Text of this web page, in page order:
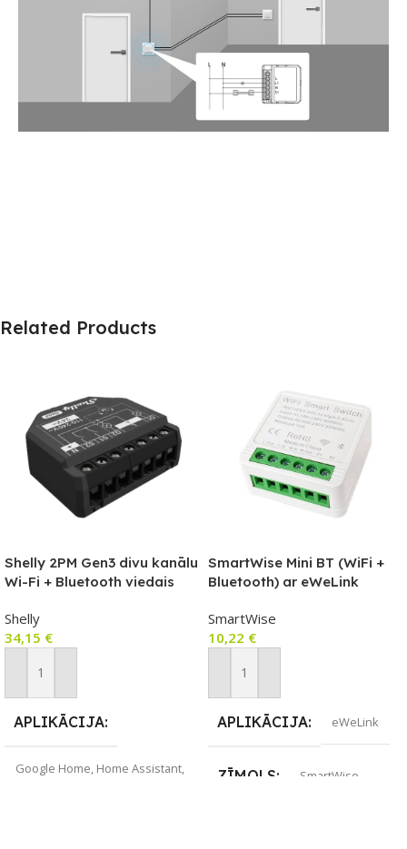
Related Products
Shelly 2PM Gen3 divu kanālu
Wi-Fi + Bluetooth viedais
režīmu
Shelly
34,15 €
Pievienot Grozam
APLIKĀCIJA
Google Home, Home Assistant,
SmartWise Mini BT (WiFi +
Bluetooth) ar eWeLink
relejs (16A), atbalsta vadu
un bezvadu Bluetooth
SmartWise
10,22 €
Pievienot Grozam
APLIKĀCIJA eWeLink
ZĪMOLS SmartWise